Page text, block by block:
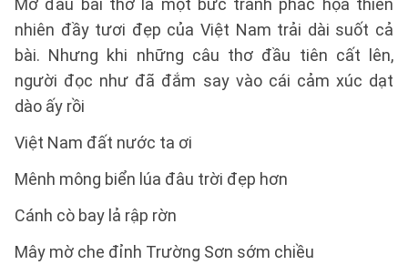
Mở đầu bài thơ là một bức tranh phác họa thiên
nhiên đầy tươi đẹp của Việt Nam trải dài suốt cả
bài. Nhưng khi những câu thơ đầu tiên cất lên,
người đọc như đã đắm say vào cái cảm xúc dạt
dào ấy rồi
Việt Nam đất nước ta ơi
Mênh mông biển lúa đâu trời đẹp hơn
Cánh cò bay lả rập rờn
Mây mờ che đỉnh Trường Sơn sớm chiều